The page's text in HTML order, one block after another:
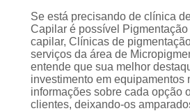
Se está precisando de clínica
Capilar é possível
capilar, Clínicas de
serviços da área de
entende que sua melhor
investimento em equipamentos
informações sobre cada opção
clientes, deixando-os